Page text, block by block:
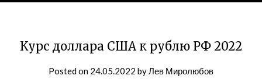
Курс доллара США к рублю РФ 2022
Posted on 24.05.2022 byЛев Миролюбов